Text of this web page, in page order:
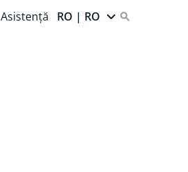
Asistență RO | RO